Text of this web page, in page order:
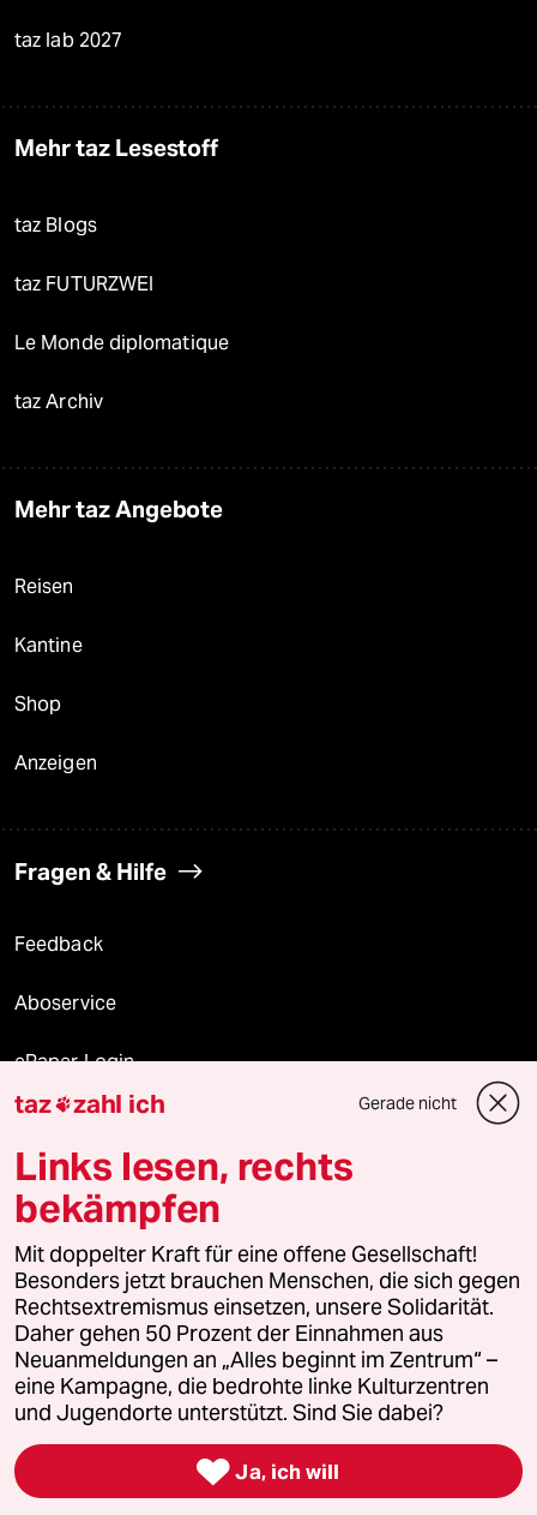
taz lab 2027
Mehr taz Lesestoff
taz Blogs
taz FUTURZWEI
Le Monde diplomatique
taz Archiv
Mehr taz Angebote
Reisen
Kantine
Shop
Anzeigen
Fragen & Hilfe
Feedback
Aboservice
ePaper Login
Downloads für Abonnierende
© 2026 taz Verlags und Vertriebs GmbH
Alle Rechte vorbehalten. Bei rechtlichen Fragen oder für Genehmigungen
wenden Sie sich bitte an
lizenzen@taz.de
Feedback Redaktionsstatut Kommune-Richtlinien
Leitlinie Informant Datenschutz Impressum AGB
Seitenwende Einwilligungen widerrufen (Ads)
taz zahl ich Gerade nicht
Links lesen, rechts
bekämpfen
Mit doppelter Kraft für eine offene Gesellschaft!
Besonders jetzt brauchen Menschen, die sich gegen
Rechtsextremismus einsetzen, unsere Solidarität.
Daher gehen 50 Prozent der Einnahmen aus
Neuanmeldungen an „Alles beginnt im Zentrum“ –
eine Kampagne, die bedrohte linke Kulturzentren
und Jugendorte unterstützt. Sind Sie dabei?
 Ja, ich will